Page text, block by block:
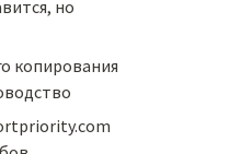
но
копирования